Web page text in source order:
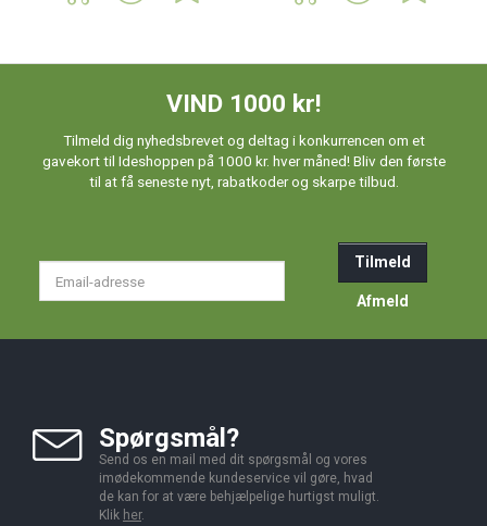
VIND 1000 kr!
Tilmeld dig nyhedsbrevet og deltag i konkurrencen om et
gavekort til Ideshoppen på 1000 kr. hver måned! Bliv den første
til at få seneste nyt, rabatkoder og skarpe tilbud.
Tilmeld
Afmeld
Spørgsmål?
Send os en mail med dit spørgsmål og vores
imødekommende kundeservice vil gøre, hvad
de kan for at være behjælpelige hurtigst muligt.
Klik her.